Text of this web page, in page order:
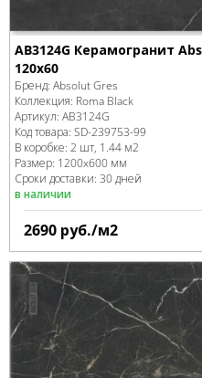
AB3124G Керамогранит
120x60
Бренд: Absolut Gres
Коллекция: Roma Black
Артикул: AB3124G
Код товара: SD-239753-99
В коробке: 2 шт, 1.44 м2
Размер: 1200x600 мм
Сроки доставки: 30 дней
в наличии
2690 руб./м2